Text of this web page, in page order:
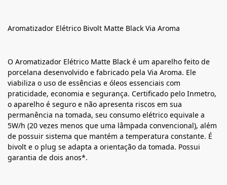
Aromatizador Elétrico Bivolt Matte Black Via Aroma
O Aromatizador Elétrico Matte Black é um aparelho feito de
porcelana desenvolvido e fabricado pela Via Aroma. Ele
viabiliza o uso de essências e óleos essenciais com
praticidade, economia e segurança. Certificado pelo Inmetro,
o aparelho é seguro e não apresenta riscos em sua
permanência na tomada, seu consumo elétrico equivale a
5W/h (20 vezes menos que uma lâmpada convencional), além
de possuir sistema que mantém a temperatura constante. É
bivolt e o plug se adapta a orientação da tomada. Possui
garantia de dois anos*.